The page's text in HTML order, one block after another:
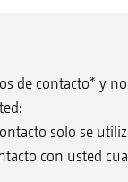
de contacto* y
solo se
con usted